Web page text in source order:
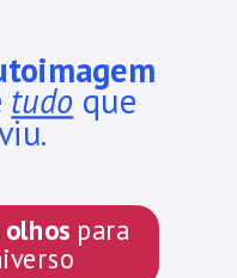
tudo que
para